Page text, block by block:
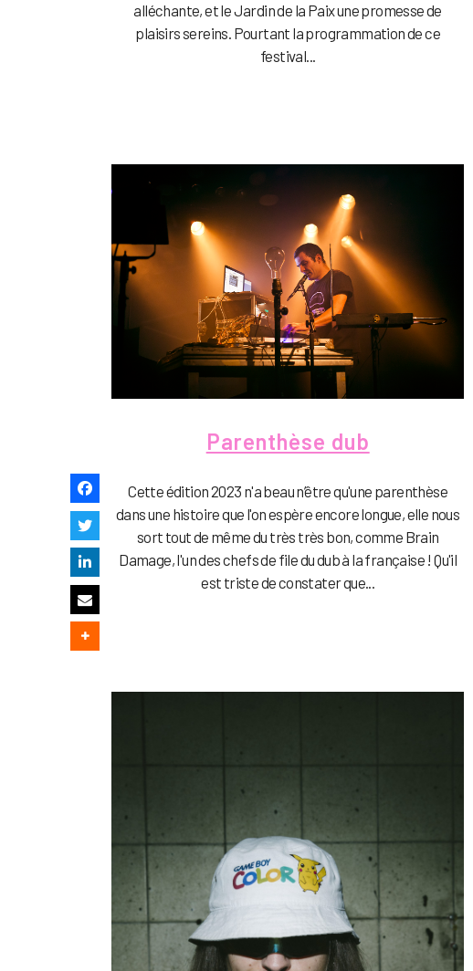
alléchante, et le Jardin de la Paix une promesse de
plaisirs sereins. Pourtant la programmation de ce
festival...
Parenthèse dub
Cette édition 2023 n'a beau n’être qu'une parenthèse
dans une histoire que l'on espère encore longue, elle nous
sort tout de même du très très bon, comme Brain
Damage, l'un des chefs de file du dub à la française ! Qu'il
est triste de constater que...